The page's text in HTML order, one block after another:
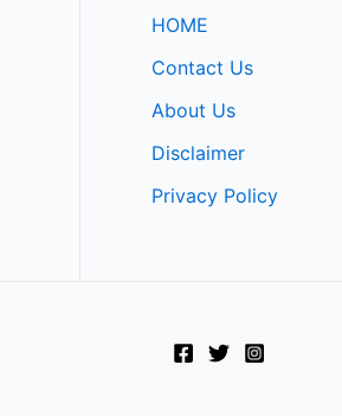
HOME
Contact Us
About Us
Disclaimer
Privacy Policy